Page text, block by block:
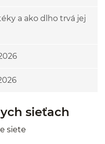
a ako dlho trvá jej
sieťach
siete